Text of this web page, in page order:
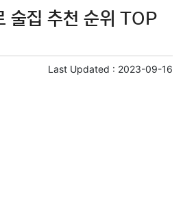
술집 추천 순위 TOP
Last Updated : 2023-09-16